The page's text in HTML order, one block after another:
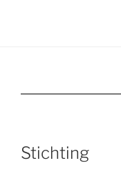
Stichting